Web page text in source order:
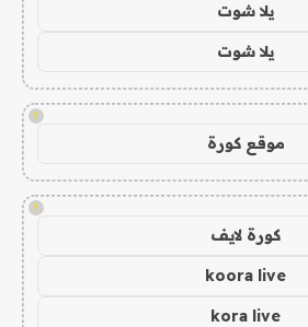
يلا شوت
يلا شوت
!
موقع كورة
!
كورة لايف
koora live
kora live